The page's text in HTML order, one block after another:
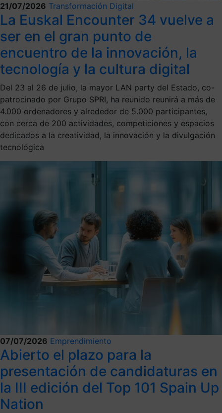
21/07/2026 Transformación Digital
La Euskal Encounter 34 vuelve a
ser en el gran punto de
encuentro de la innovación, la
tecnología y la cultura digital
Del 23 al 26 de julio, la mayor LAN party del Estado, co-
patrocinado por Grupo SPRI, ha reunido reunirá a más de
4.000 ordenadores y alrededor de 5.000 participantes,
con cerca de 200 actividades, competiciones y espacios
dedicados a la creatividad, la innovación y la divulgación
tecnológica
07/07/2026 Emprendimiento
Abierto el plazo para la
presentación de candidaturas en
la III edición del Top 101 Spain Up
Nation